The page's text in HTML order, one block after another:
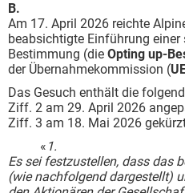
B.
Am 17. April 2026 reichte
beabsichtigte Einführung
Bestimmung (die Opting up-
der Übernahmekommission (
Das Gesuch enthält die
Ziff. 2 am 29. April 2026
Ziff. 3 am 18. Mai 2026
« 1.
Es sei festzustellen, dass das
(wie nachfolgend dargestellt)